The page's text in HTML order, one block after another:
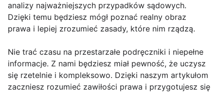
analizy najważniejszych przypadków sądowych.
Dzięki temu będziesz mógł poznać realny obraz
prawa i lepiej zrozumieć zasady, które nim rządzą.
Nie trać czasu na przestarzałe podręczniki i niepełne
informacje. Z nami będziesz miał pewność, że uczysz
się rzetelnie i kompleksowo. Dzięki naszym artykułom
zaczniesz rozumieć zawiłości prawa i przygotujesz się